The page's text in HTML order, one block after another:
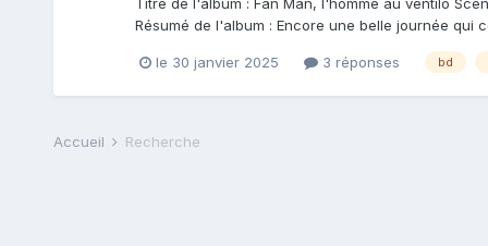
Résumé de l'album : Encore une belle journée qui
le 30 janvier 2025 3 réponses bd
Accueil Recherche